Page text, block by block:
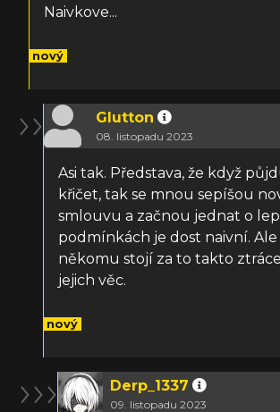
Naivkove...
nový
Glutton
08. listopadu 2023
Asi tak. Představa, že když
křičet, tak se mnou sepíšou
smlouvu a začnou jednat o
podmínkách je dost naivní.
někomu stojí za to takto
jejich věc.
nový
Derp_1337
09. listopadu 2023